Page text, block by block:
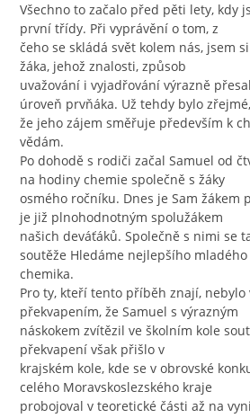
Všechno to začalo před pěti lety, kdy
první třídy. Při vyprávění o tom, z
čeho se skládá svět kolem nás, jsem
žáka, jehož znalosti, způsob
uvažování i vyjadřování výrazně
úroveň prvňáka. Už tehdy bylo zřejmé,
že jeho zájem směřuje především k
vědám.
Po dohodě s rodiči začal Samuel od
na hodiny chemie společně s žáky
osmého ročníku. Dnes je Sam žákem
je již plnohodnotným spolužákem
našich deváťáků. Společně s nimi se
soutěže Hledáme nejlepšího mladého
chemika.
Pro ty, kteří tento příběh znají, nebylo
překvapením, že Samuel s výrazným
náskokem zvítězil ve školním kole
překvapení však přišlo v
krajském kole, kde se v obrovské
celého Moravskoslezského kraje
probojoval v teoretické části až na